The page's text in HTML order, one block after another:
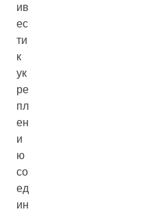
ив
ес
ти
к
ук
ре
пл
ен
и
ю
со
ед
ин